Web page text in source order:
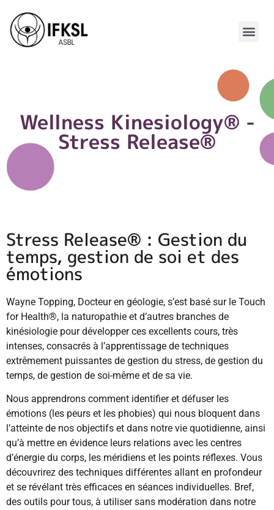
Wellness Kinesiology® -
Stress Release®
Stress Release® : Gestion du
temps, gestion de soi et des
émotions
Wayne Topping, Docteur en géologie, s’est basé sur le Touch
for Health®, la naturopathie et d’autres branches de
kinésiologie pour développer ces excellents cours, très
intenses, consacrés à l’apprentissage de techniques
extrêmement puissantes de gestion du stress, de gestion du
temps, de gestion de soi-même et de sa vie.
Nous apprendrons comment identifier et défuser les
émotions (les peurs et les phobies) qui nous bloquent dans
l’atteinte de nos objectifs et dans notre vie quotidienne, ainsi
qu’à mettre en évidence leurs relations avec les centres
d’énergie du corps, les méridiens et les points réflexes. Vous
découvrirez des techniques différentes allant en profondeur
et se révélant très efficaces en séances individuelles. Bref,
des outils pour tous, à utiliser sans modération dans notre